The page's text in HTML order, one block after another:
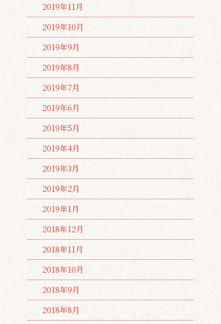
2019年11月
2019年10月
2019年9月
2019年8月
2019年7月
2019年6月
2019年5月
2019年4月
2019年3月
2019年2月
2019年1月
2018年12月
2018年11月
2018年10月
2018年9月
2018年8月